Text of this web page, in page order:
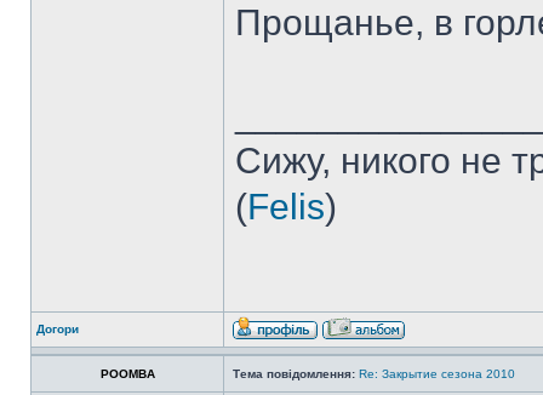
Прощанье, в
Сижу, никого не
(Felis)
Догори
POOMBA Тема повідомлення: Re: Закрытие сезона 2010